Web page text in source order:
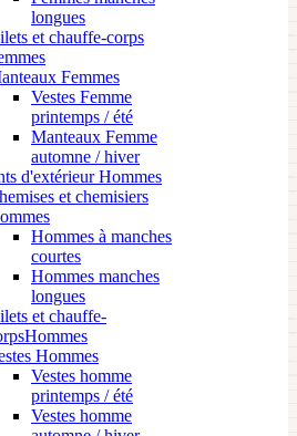
longues
et chauffe-corps
Femmes
Vestes Femme
printemps / été
Manteaux Femme
automne / hiver
d'extérieur Hommes
et chemisiers
Hommes à manches
courtes
Hommes manches
longues
et chauffe-
Hommes
Vestes homme
printemps / été
Vestes homme